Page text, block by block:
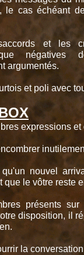
le cas échéant
et les
négatives
argumentés.
et poli avec
expressions et
qu'un nouvel
que le vôtre reste
présents
disposition, il
la